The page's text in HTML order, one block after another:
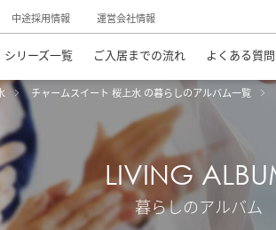
中途採用情報 運営会社情報
シリーズ一覧 ご入居までの流れ よくある質問
チャームスイート 桜上水 の暮らしのアルバム一覧
LIVING
暮らしのアルバム